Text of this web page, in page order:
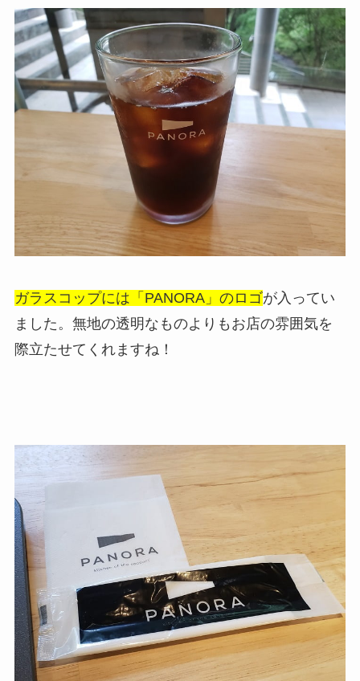
ガラスコップには「PANORA」のロゴが入ってい
ました。無地の透明なものよりもお店の雰囲気を
際立たせてくれますね！